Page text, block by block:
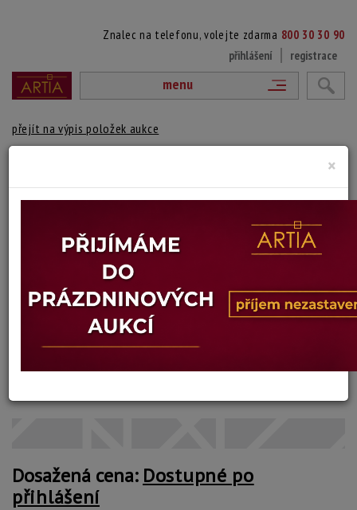
Znalec na telefonu, volejte zdarma 800 30 30 90
přihlášení
registrace
menu
přejít na výpis položek aukce
ZBRASLAVÍ
Daniel Mendl
vydraženo
Signováno vpravo dole, rámováno, na reversu autorský popisek
Technika: olej na kartonu
Šířka: 40 cm, výška: 31 cm, rámování: 41 x 50 cm
Dosažená cena: Dostupné po
přihlášení
×